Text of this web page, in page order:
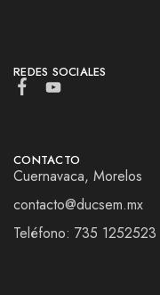
REDES SOCIALES
CONTACTO
Cuernavaca, Morelos
contacto@ducsem.mx
Teléfono: 735 1252523